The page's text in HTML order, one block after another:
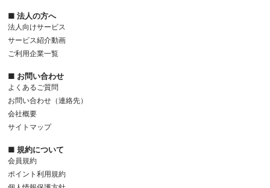
■ 法人の方へ
法人向けサービス
サービス紹介動画
ご利用企業一覧
■ お問い合わせ
よくあるご質問
お問い合わせ（連絡先）
会社概要
サイトマップ
■ 規約について
会員規約
ポイント利用規約